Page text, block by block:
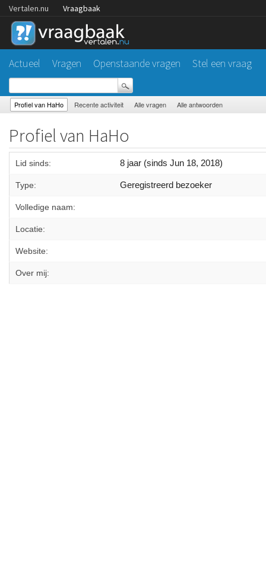
Vertalen.nu Vraagbaak
Actueel Vragen Openstaande vragen Stel een vraag
Profiel van HaHo Recente activiteit Alle vragen Alle antwoorden
Profiel van HaHo
Lid sinds: 8 jaar (sinds Jun 18, 2018)
Type: Geregistreerd bezoeker
Volledige naam:
Locatie:
Website:
Over mij: